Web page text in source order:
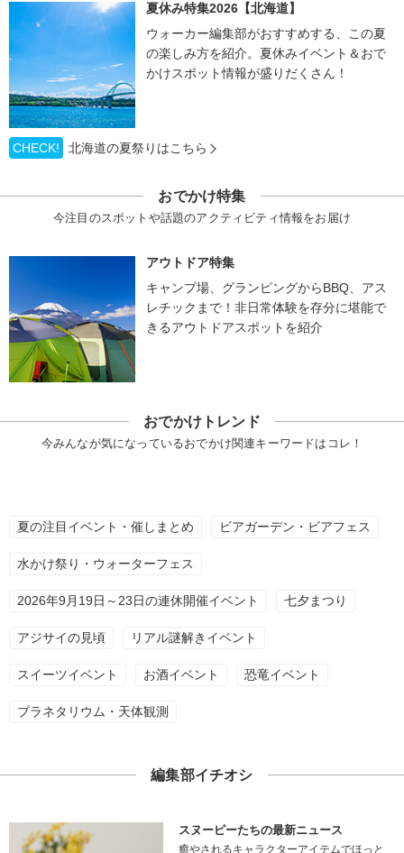
夏休み特集2026【北海道】
ウォーカー編集部がおすすめする、この夏
の楽しみ方を紹介。夏休みイベント＆おで
かけスポット情報が盛りだくさん！
CHECK! 北海道の夏祭りはこちら
おでかけ特集
今注目のスポットや話題のアクティビティ情報をお届け
アウトドア特集
キャンプ場、グランピングからBBQ、アス
レチックまで！非日常体験を存分に堪能で
きるアウトドアスポットを紹介
おでかけトレンド
今みんなが気になっているおでかけ関連キーワードはコレ！
夏の注目イベント・催しまとめ ビアガーデン・ビアフェス
水かけ祭り・ウォーターフェス
2026年9月19日～23日の連休開催イベント 七夕まつり
アジサイの見頃 リアル謎解きイベント
スイーツイベント お酒イベント 恐竜イベント
プラネタリウム・天体観測
編集部イチオシ
スヌーピーたちの最新ニュース
癒やされるキャラクターアイテムでほっと